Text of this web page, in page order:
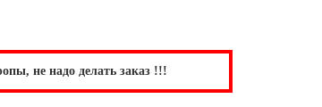
не надо делать заказ !!!